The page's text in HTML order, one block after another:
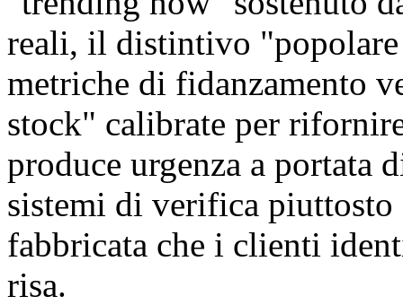
reali, il distintivo "popolare
metriche di fidanzamento
stock" calibrate per
produce urgenza a portata
sistemi di verifica piuttosto
fabbricata che i clienti
risa.